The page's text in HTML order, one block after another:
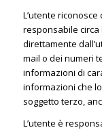
L’utente riconosce
responsabile
direttamente
mail o dei numeri
informazioni di
informazioni che
soggetto terzo,
L’utente è